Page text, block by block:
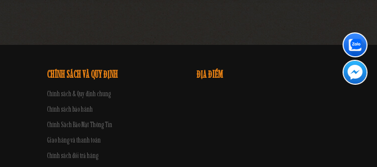
CHÍNH SÁCH VÀ QUY ĐỊNH
Chính sách & Quy định chung
Chính sách bảo hành
Chính Sách Bảo Mật Thông Tin
Giao hàng và thanh toán
Chính sách đổi trả hàng
ĐỊA ĐIỂM